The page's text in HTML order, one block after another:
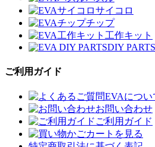
サイコロ
チップ
工作キット
DIY PARTS
ご利用ガイド
EVAについ
お問い合わせ
ご利用ガイド
カートを見る